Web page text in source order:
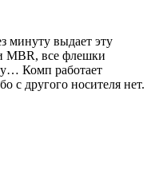
минуту выдает эту
MBR, все флешки
Комп работает
с другого носителя нет.